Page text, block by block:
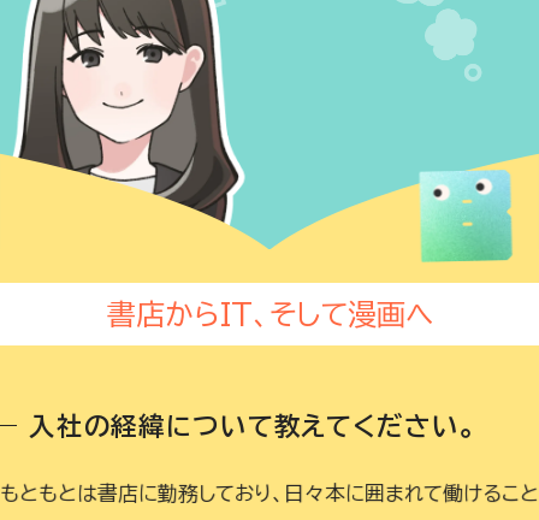
書店からIT、そして漫画へ
入社の経緯について教えてください。
もともとは書店に勤務しており、日々本に囲まれて働けること